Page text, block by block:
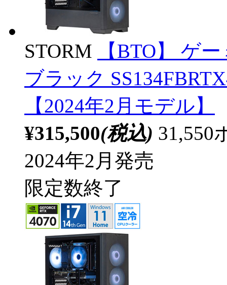
STORM
【BTO】 ゲ
ブラック
【2024年2月モデル】
¥315,500(税込) 31,550
2024年2月発売
限定数終了